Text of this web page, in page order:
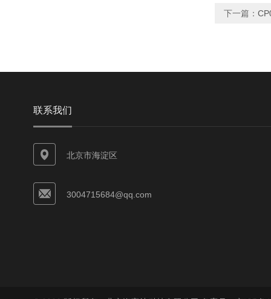
下一篇：
联系我们
北京市海淀区
3004715684@qq.com